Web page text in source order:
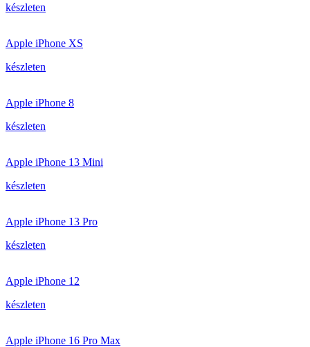
készleten
Apple iPhone XS
készleten
Apple iPhone 8
készleten
Apple iPhone 13 Mini
készleten
Apple iPhone 13 Pro
készleten
Apple iPhone 12
készleten
Apple iPhone 16 Pro Max